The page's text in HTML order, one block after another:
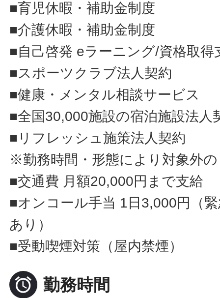
■育児休暇・補助金制度
■介護休暇・補助金制度
■自己啓発 eラーニング/資格取得
■スポーツクラブ法人契約
■健康・メンタル相談サービス
■全国30,000施設の宿泊施設法人
■リフレッシュ施策法人契約
※勤務時間・形態により対象外
■交通費 月額20,000円まで支給
■オンコール手当 1日3,000円（
あり）
■受動喫煙対策（屋内禁煙）
 勤務時間